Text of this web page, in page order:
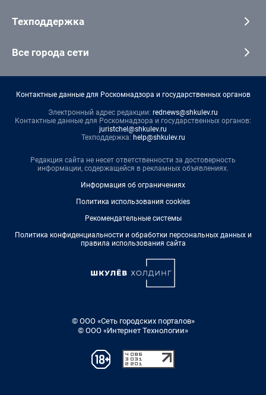
Техподдержка
Все города сети
Контактные данные для Роскомнадзора и государственных органов
Электронный адрес редакции: rednews@shkulev.ru
Контактные данные для Роскомнадзора и государственных органов:
juristchel@shkulev.ru
Техподдержка: help@shkulev.ru
Редакция сайта не несет ответственности за достоверность
информации, содержащейся в рекламных объявлениях.
Информация об ограничениях
Политика использования cookies
Рекомендательные системы
Политика конфиденциальности и обработки персональных данных и
правила использования сайта
© ООО «Сеть городских порталов»
© ООО «Интернет Технологии»